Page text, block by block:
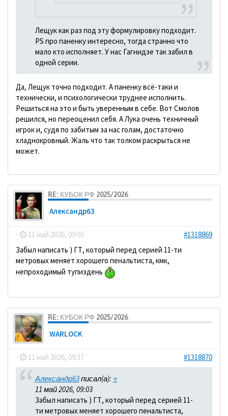
Лещук как раз под эту формулировку подходит.
PS про паненку интересно, тогда странно что
мало кто исполняет. У нас Гагнидзе так забил в
одной серии.
Да, Лещук точно подходит. А паненку всё-таки и
технически, и психологически труднее исполнить.
Решиться на это и быть уверенным в себе. Вот Смолов
решился, но переоценил себя. А Лука очень техничный
игрок и, судя по забитым за нас голам, достаточно
хладнокровный. Жаль что так толком раскрыться не
может.
RE: КУБОК РФ 2025/2026
Александр63
- 11 май 2026, 09:03
#1318869
Забыл написать ) ГТ, который перед серией 11-ти
метровых меняет хорошего пенальтиста, кмк,
непроходимый тупиздень
RE: КУБОК РФ 2025/2026
WARLOCK
- 11 май 2026, 09:37 #1318870
Александр63писал(а): ↑
11 май 2026, 09:03
Забыл написать ) ГТ, который перед серией 11-
ти метровых меняет хорошего пенальтиста,